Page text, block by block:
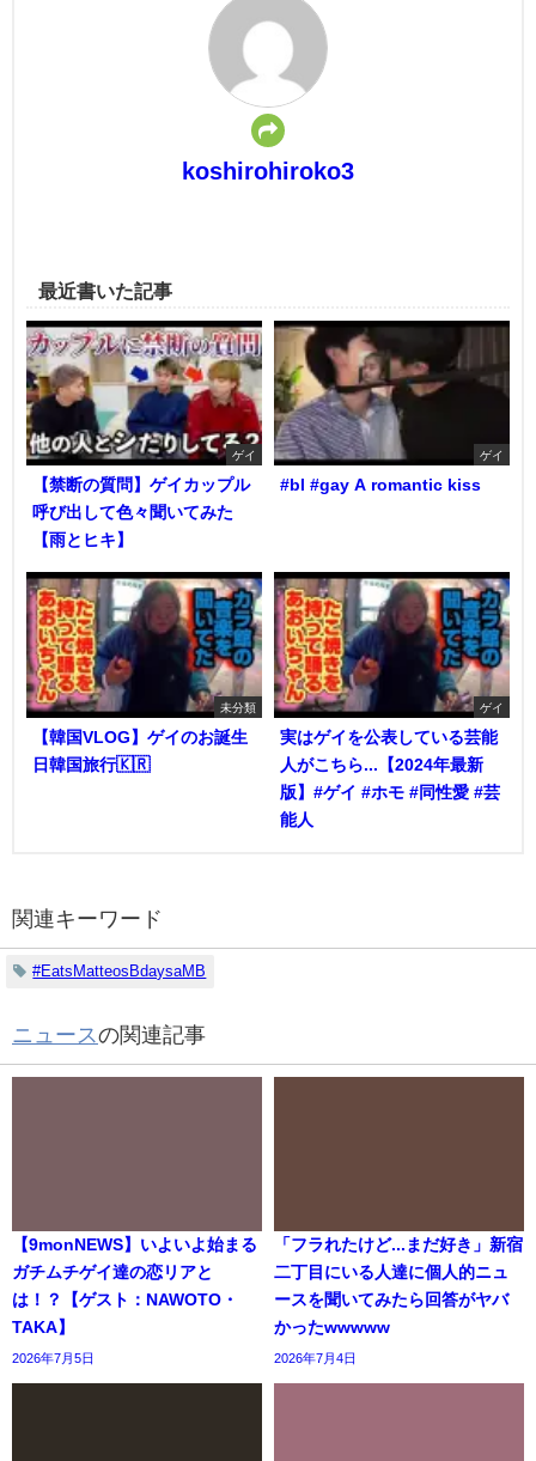
koshirohiroko3
最近書いた記事
ゲイ
【禁断の質問】ゲイカップル
呼び出して色々聞いてみた
【雨とヒキ】
ゲイ
#bl #gay A romantic kiss
未分類
【韓国VLOG】ゲイのお誕生
日韓国旅行🇰🇷
ゲイ
実はゲイを公表している芸能
人がこちら...【2024年最新
版】#ゲイ #ホモ #同性愛 #芸
能人
関連キーワード
#EatsMatteosBdaysaMB
ニュースの関連記事
【9monNEWS】いよいよ始まる
ガチムチゲイ達の恋リアと
は！？【ゲスト：NAWOTO・
TAKA】
2026年7月5日
「フラれたけど...まだ好き」新宿
二丁目にいる人達に個人的ニュ
ースを聞いてみたら回答がヤバ
かったwwwww
2026年7月4日